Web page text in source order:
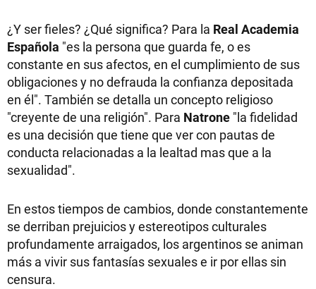
¿Y ser fieles? ¿Qué significa? Para la Real Academia
Española "es la persona que guarda fe, o es
constante en sus afectos, en el cumplimiento de sus
obligaciones y no defrauda la confianza depositada
en él". También se detalla un concepto religioso
"creyente de una religión". Para Natrone "la fidelidad
es una decisión que tiene que ver con pautas de
conducta relacionadas a la lealtad mas que a la
sexualidad".
En estos tiempos de cambios, donde constantemente
se derriban prejuicios y estereotipos culturales
profundamente arraigados, los argentinos se animan
más a vivir sus fantasías sexuales e ir por ellas sin
censura.